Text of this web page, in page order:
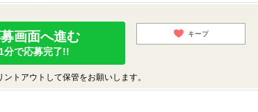
画面へ進む
1分で応募完了!!
キープ
トアウトして保管をお願いします。